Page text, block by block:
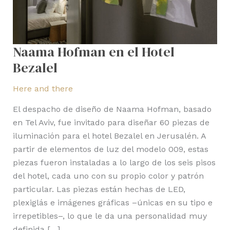
Naama Hofman en el Hotel
Bezalel
Here and there
El despacho de diseño de Naama Hofman, basado
en Tel Aviv, fue invitado para diseñar 60 piezas de
iluminación para el hotel Bezalel en Jerusalén. A
partir de elementos de luz del modelo 009, estas
piezas fueron instaladas a lo largo de los seis pisos
del hotel, cada uno con su propio color y patrón
particular. Las piezas están hechas de LED,
plexiglás e imágenes gráficas –únicas en su tipo e
irrepetibles–, lo que le da una personalidad muy